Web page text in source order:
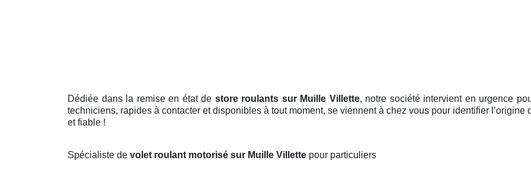
Dédiée dans la remise en état de store roulants sur Muille Villette, notre société intervient en urgence
techniciens, rapides à contacter et disponibles à tout moment, se viennent à chez vous pour identifier
et fiable !
Spécialiste de volet roulant motorisé sur Muille Villette pour particuliers